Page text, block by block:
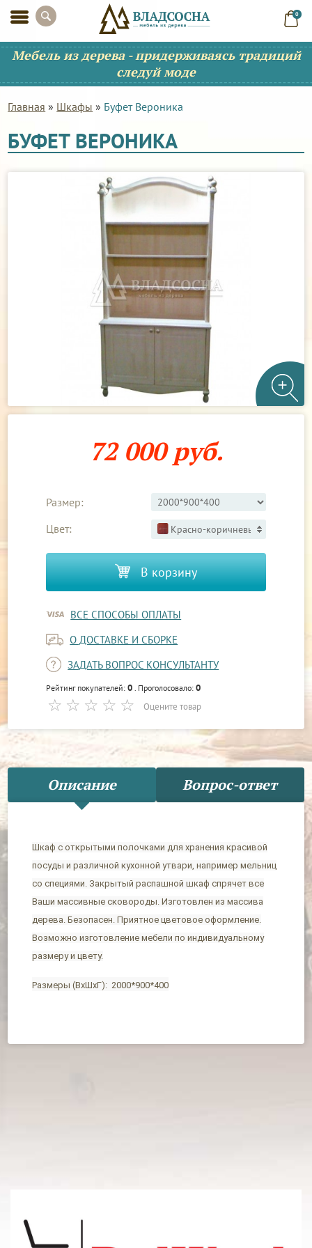
0
Мебель из дерева - придерживаясь традиций
следуй моде
Главная » Шкафы » Буфет Вероника
БУФЕТ ВЕРОНИКА
72 000 руб.
Размер:
Цвет:
Красно-коричневый 3
В корзину
ВСЕ СПОСОБЫ ОПЛАТЫ
О ДОСТАВКЕ И СБОРКЕ
ЗАДАТЬ ВОПРОС КОНСУЛЬТАНТУ
Рейтинг покупателей:0 . Проголосовало:0
Оцените товар
Описание Вопрос-ответ
Шкаф с открытыми полочками для хранения красивой
посуды и различной кухонной утвари, например мельниц
со специями. Закрытый распашной шкаф спрячет все
Ваши массивные сковороды. Изготовлен из массива
дерева. Безопасен. Приятное цветовое оформление.
Возможно изготовление мебели по индивидуальному
размеру и цвету.
Размеры (ВхШхГ): 2000*900*400